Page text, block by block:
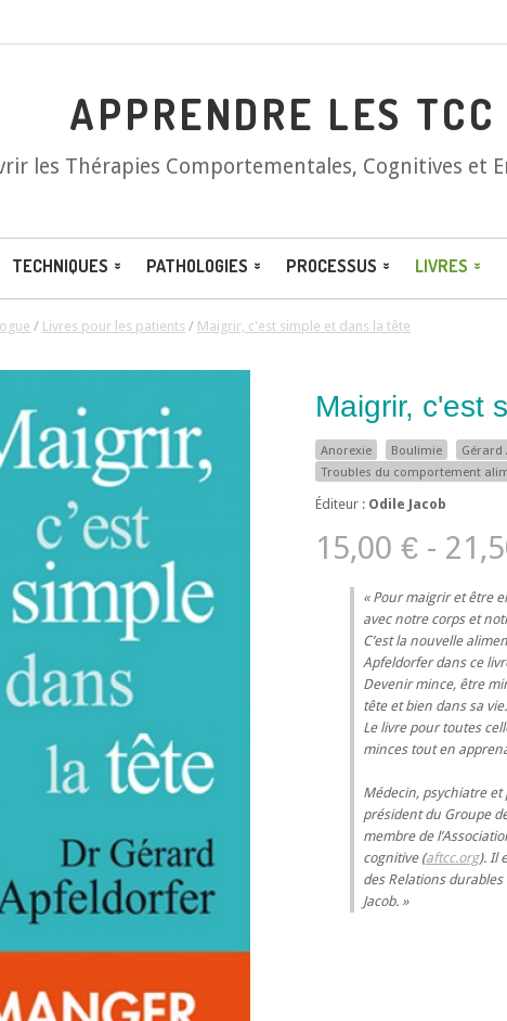
APPRENDRE LES TCC
les Thérapies Comportementales, Cognitives et
TECHNIQUES PATHOLOGIES PROCESSUS LIVRES
/ Livres pour les patients / Maigrir, c'est simple et dans la tête
Maigrir, c'est
Anorexie Boulimie Gérard
Troubles du comportement
Éditeur : Odile Jacob
15,00 € -
Pour maigrir et être
avec notre corps et
C’est la nouvelle
Apfeldorfer dans ce
Devenir mince, être
tête et bien dans sa vie.
Le livre pour toutes
minces tout en
Médecin, psychiatre
président du Groupe
membre de
cognitive (aftcc.org). Il
des Relations
Jacob.